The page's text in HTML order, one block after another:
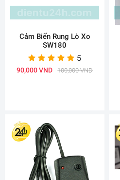
Cảm Biến Rung Lò Xo
SW180
5
90,000 VND 100,000 VND